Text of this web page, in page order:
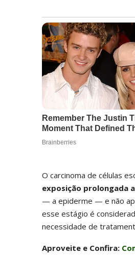
O carcinoma de células
exposição prolongada
— a epiderme — e não
esse estágio é
necessidade de
Aproveite e Confira: